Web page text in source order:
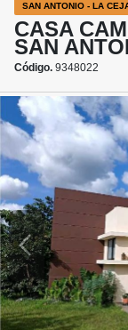
SAN ANTONIO - LA
CASA
SAN
Código. 9348022